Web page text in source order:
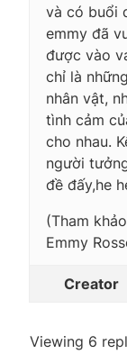
và có buổi
emmy đã
được vào
chỉ là
nhân vật,
tình cảm
cho nhau.
người
đề đấy,he
(Tham
Emmy
Creator
Viewing 6